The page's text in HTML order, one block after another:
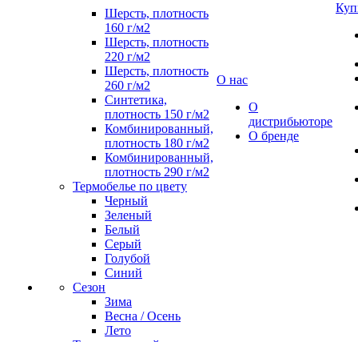
Шерсть, плотность
160 г/м2
Шерсть, плотность
220 г/м2
Шерсть, плотность
260 г/м2
Синтетика,
плотность 150 г/м2
Комбинированный,
плотность 180 г/м2
Комбинированный,
плотность 290 г/м2
Термобелье по цвету
Черный
Зеленый
Белый
Серый
Голубой
Синий
Сезон
Зима
Весна / Осень
Лето
О нас
О
дистрибьюторе
О бренде